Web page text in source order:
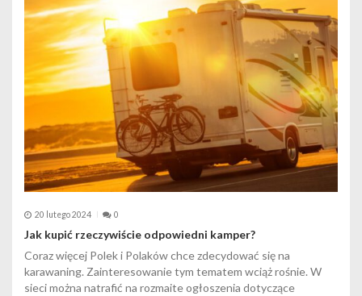
w
i
u
20 lutego 2024 0
Jak kupić rzeczywiście odpowiedni kamper?
Coraz więcej Polek i Polaków chce zdecydować się na
karawaning. Zainteresowanie tym tematem wciąż rośnie. W
sieci można natrafić na rozmaite ogłoszenia dotyczące